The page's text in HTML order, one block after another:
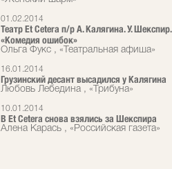
01.02.2014
Театр Et Cetera п/р А. Калягина. У. Шекспир.
«Комедия ошибок»
Ольга Фукс , «Театральная афиша»
16.01.2014
Грузинский десант высадился у Калягина
Любовь Лебедина , «Трибуна»
10.01.2014
В Et Cetera снова взялись за Шекспира
Алена Карась , «Российская газета»